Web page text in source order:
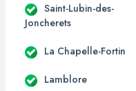
Saint-Lubin-des-
Joncherets
La Chapelle-Fortin
Lamblore